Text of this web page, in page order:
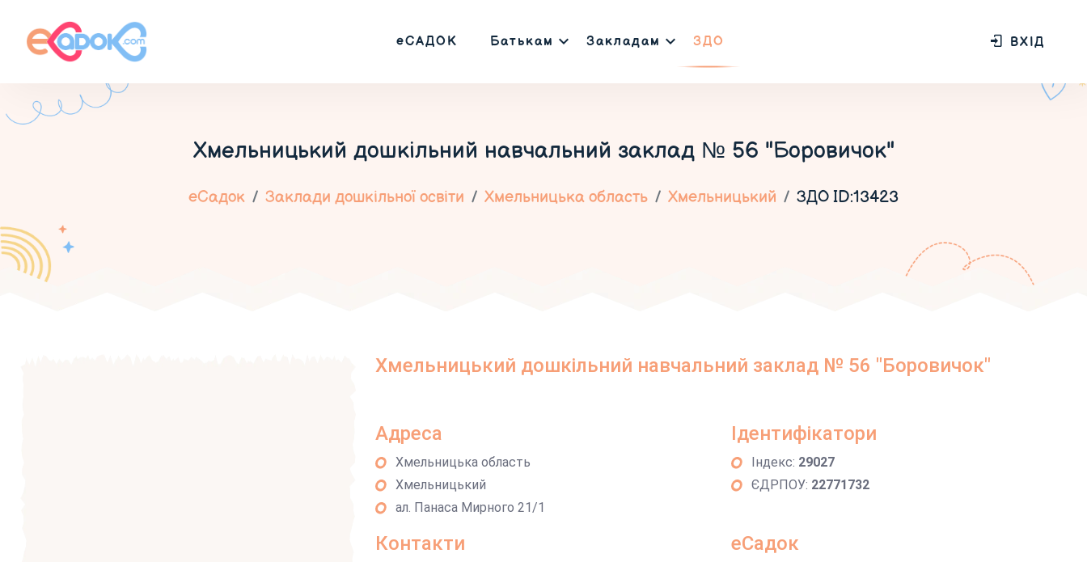
еСАДОК Батькам Закладам ЗДО ВХІД
Хмельницький дошкільний навчальний заклад № 56 "Боровичок"
еСадок Заклади дошкільної освіти Хмельницька область Хмельницький ЗДО ID:13423
Хмельницький дошкільний навчальний заклад № 56 "Боровичок"
Адреса
Хмельницька область
Хмельницький
ал. Панаса Мирного 21/1
Ідентифікатори
Індекс: 29027
ЄДРПОУ: 22771732
Контакти еСадок